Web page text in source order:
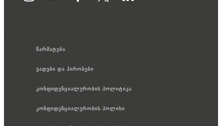
წარმატება
ვადები და პირობები
კონფიდენციალურობის პოლიტიკა
კონფიდენციალურობის პოლისი